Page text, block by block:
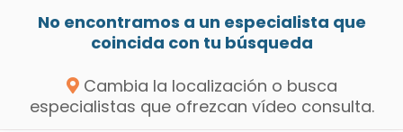
No encontramos a un especialista que
coincida con tu búsqueda
Cambia la localización o busca
especialistas que ofrezcan vídeo consulta.